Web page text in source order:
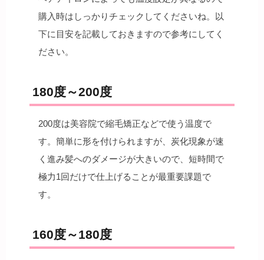
購入時はしっかりチェックしてくださいね。以
下に目安を記載しておきますので参考にしてく
ださい。
180度～200度
200度は美容院で縮毛矯正などで使う温度で
す。簡単に形を付けられますが、炭化現象が速
く進み髪へのダメージが大きいので、短時間で
極力1回だけで仕上げることが最重要課題で
す。
160度～180度